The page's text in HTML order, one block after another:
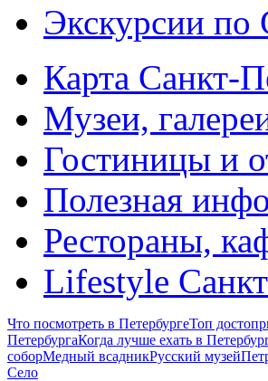
Экскурсии по
Карта Санкт-
Музеи,
Гостиницы и
Полезная
Рестораны,
Lifestyle
Что посмотреть в ПетербургеТоп
ПетербургаКогда лучше ехать в
соборМедный всадникРусский музей
Село